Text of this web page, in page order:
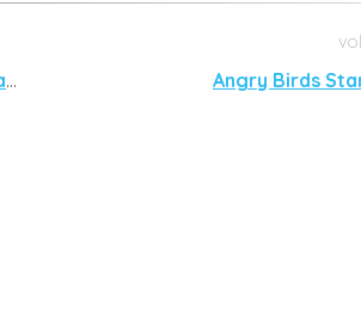
Amerikaanse regering waarschuwt voor ZTE en Huawei Angry Birds